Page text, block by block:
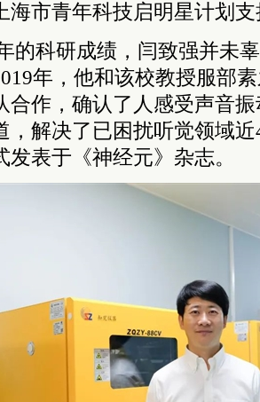
海市青年科技启明星计划
的科研成绩，闫致强并未
年，他和该校教授服部
合作，确认了人感受声音
，解决了已困扰听觉领域
表于《神经元》杂志。